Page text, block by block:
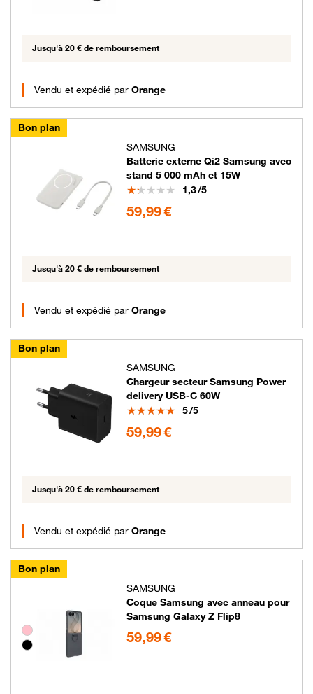
Jusqu'à 20 € de remboursement
Vendu et expédié par Orange
Bon plan
SAMSUNG
Batterie externe Qi2 Samsung avec
stand 5 000 mAh et 15W
Note
1,3/5
59,99 €
Jusqu'à 20 € de remboursement
Vendu et expédié par Orange
Bon plan
SAMSUNG
Chargeur secteur Samsung Power
delivery USB-C 60W
Note
5/5
59,99 €
Jusqu'à 20 € de remboursement
Vendu et expédié par Orange
Bon plan
Groupe de couleurs disponibles non sélectionnables
SAMSUNG
Coque Samsung avec anneau pour
Samsung Galaxy Z Flip8
59,99 €